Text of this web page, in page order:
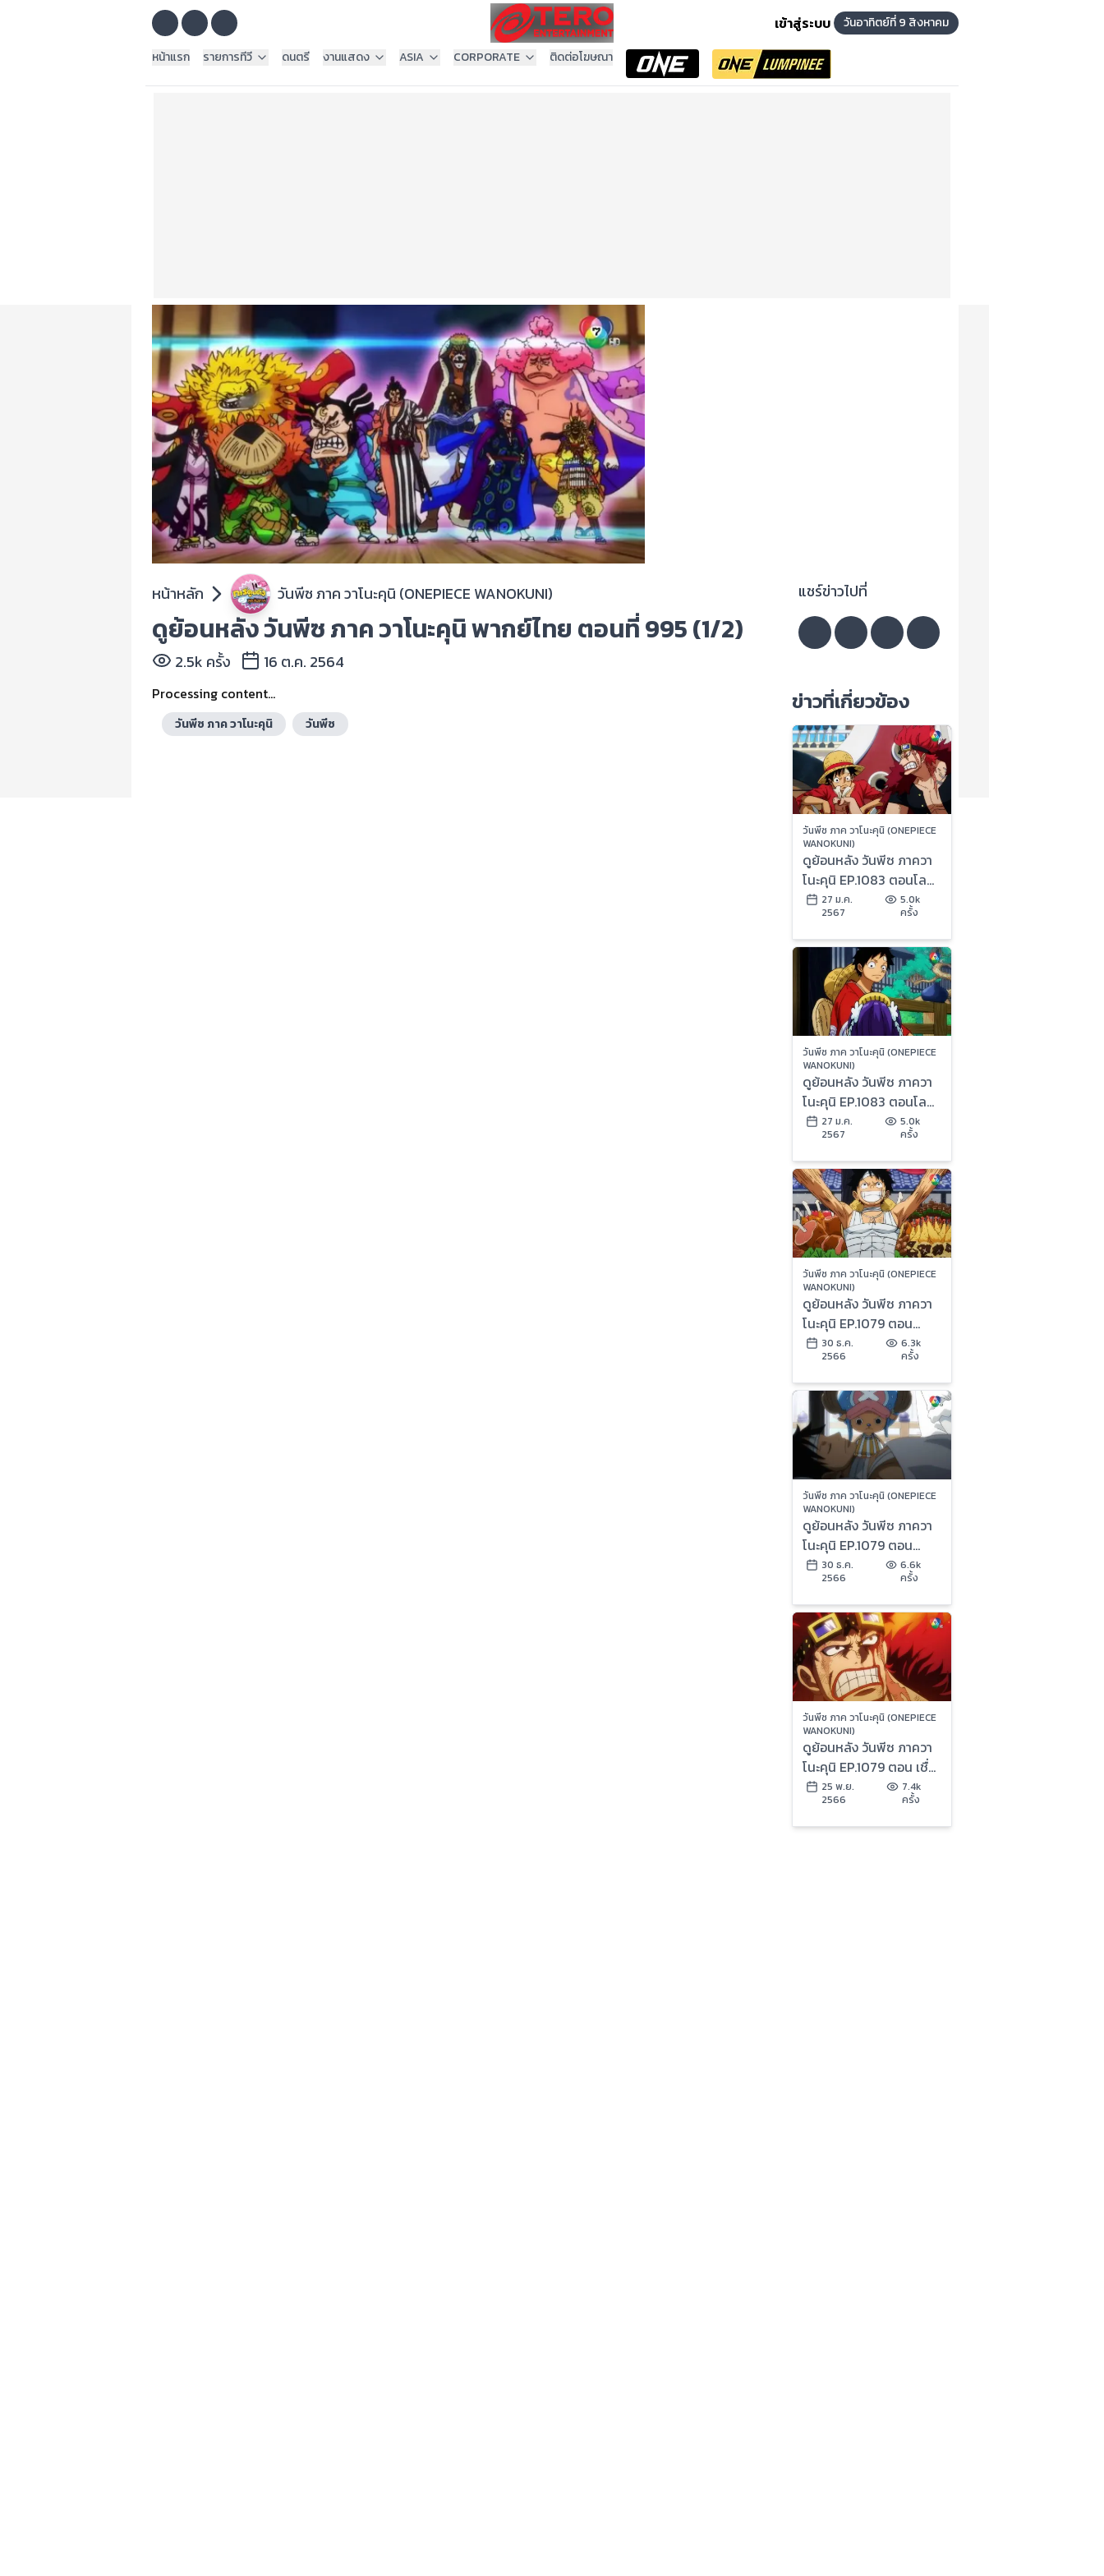
เข้าสู่ระบบ
วันอาทิตย์ที่ 9 สิงหาคม
หน้าแรก
รายการทีวี ดนตรี งานแสดง ASIA CORPORATE ติดต่อโฆษณา
หน้าหลัก วันพีซ ภาค วาโนะคุนิ (ONEPIECE WANOKUNI)
ดูย้อนหลัง วันพีซ ภาค วาโนะคุนิ พากย์ไทย ตอนที่ 995 (1/2)
2.5k ครั้ง 16 ต.ค. 2564
Processing content...
วันพีซ ภาค วาโนะคุนิ วันพีซ
แชร์ข่าวไปที่
ข่าวที่เกี่ยวข้อง
วันพีซ ภาค วาโนะคุนิ (ONEPIECE
WANOKUNI)
ดูย้อนหลัง วันพีซ ภาควา
โนะคุนิ EP.1083 ตอนโลก
เคลื่อนไหว องค์กรใหม่ค
รอสกิลด์ (2/2)
27 ม.ค.
2567
5.0k
ครั้ง
วันพีซ ภาค วาโนะคุนิ (ONEPIECE
WANOKUNI)
ดูย้อนหลัง วันพีซ ภาควา
โนะคุนิ EP.1083 ตอนโลก
เคลื่อนไหว องค์กรใหม่ค
รอสกิลด์ (1/2)
27 ม.ค.
2567
5.0k
ครั้ง
วันพีซ ภาค วาโนะคุนิ (ONEPIECE
WANOKUNI)
ดูย้อนหลัง วันพีซ ภาควา
โนะคุนิ EP.1079 ตอน
รุ่งอรุณมาถึง พวกลูฟี่ได้
พักผ่อน (2/2)
30 ธ.ค.
2566
6.3k
ครั้ง
วันพีซ ภาค วาโนะคุนิ (ONEPIECE
WANOKUNI)
ดูย้อนหลัง วันพีซ ภาควา
โนะคุนิ EP.1079 ตอน
รุ่งอรุณมาถึง พวกลูฟี่ได้
พักผ่อน (1/2)
30 ธ.ค.
2566
6.6k
ครั้ง
วันพีซ ภาค วาโนะคุนิ (ONEPIECE
WANOKUNI)
ดูย้อนหลัง วันพีซ ภาควา
โนะคุนิ EP.1079 ตอน เชื่อ
มั่นในตัวโมโม ท่าใหญ่ท่า
สุดท้ายของลูฟี่ (2/2)
25 พ.ย.
2566
7.4k
ครั้ง